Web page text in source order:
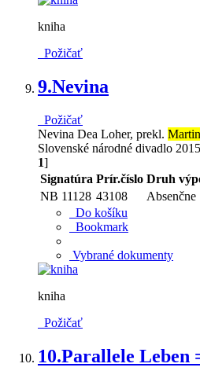
kniha
Požičať
9.Nevina
Požičať
Nevina Dea Loher, prekl.
Slovenské národné divadlo
1]
Signatúra Prír.číslo Druh
NB 11128 43108
Absenčne
Do košíku
Bookmark
Vybrané dokumenty
kniha
Požičať
10.Parallele Leben